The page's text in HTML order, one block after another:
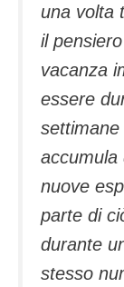
una volta
il
vacanza
essere
accumula
nuove
parte di
durante
stesso